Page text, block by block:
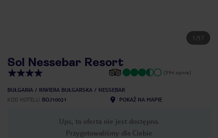
1 /57
Sol Nessebar Resort
(594 opinie)
BUŁGARIA RIWIERA BUŁGARSKA
NESSEBAR
KOD HOTELU BOJ10021 POKAŻ NA MAPIE
Ups, ta oferta nie jest dostępna.
Przygotowaliśmy dla Ciebie